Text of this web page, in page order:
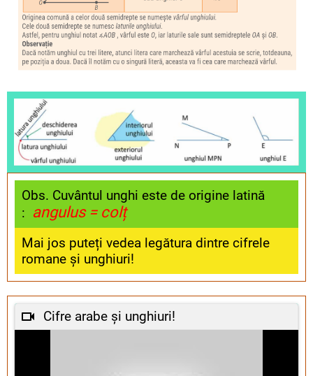
Obs. Cuvântul unghi este de origine latină
: angulus = colț
Mai jos puteți vedea legătura dintre cifrele
romane și unghiuri!
Cifre arabe și unghiuri!